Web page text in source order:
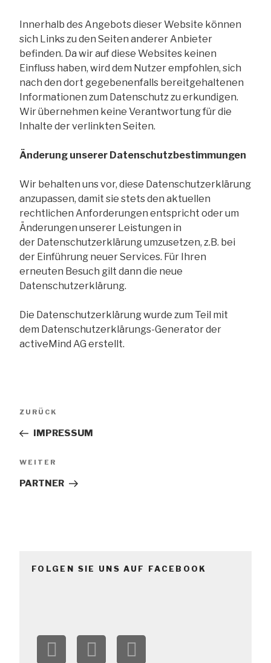
Innerhalb des Angebots dieser Website können
sich Links zu den Seiten anderer Anbieter
befinden. Da wir auf diese Websites keinen
Einfluss haben, wird dem Nutzer empfohlen, sich
nach den dort gegebenenfalls bereitgehaltenen
Informationen zum Datenschutz zu erkundigen.
Wir übernehmen keine Verantwortung für die
Inhalte der verlinkten Seiten.
Änderung unserer Datenschutzbestimmungen
Wir behalten uns vor, diese Datenschutzerklärung
anzupassen, damit sie stets den aktuellen
rechtlichen Anforderungen entspricht oder um
Änderungen unserer Leistungen in
der Datenschutzerklärung umzusetzen, z.B. bei
der Einführung neuer Services. Für Ihren
erneuten Besuch gilt dann die neue
Datenschutzerklärung.
Die Datenschutzerklärung wurde zum Teil mit
dem Datenschutzerklärungs-Generator der
activeMind AG erstellt.
Vorheriger
ZURÜCK
IMPRESSUM
Nächster
WEITER
PARTNER
FOLGEN SIE UNS AUF FACEBOOK